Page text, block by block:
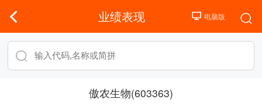
业绩表现
傲农生物(603363)